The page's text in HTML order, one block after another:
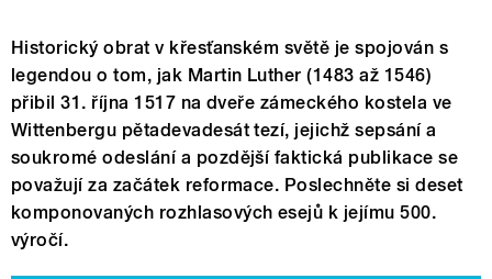
Historický obrat v křesťanském světě je spojován s
legendou o tom, jak Martin Luther (1483 až 1546)
přibil 31. října 1517 na dveře zámeckého kostela ve
Wittenbergu pětadevadesát tezí, jejichž sepsání a
soukromé odeslání a pozdější faktická publikace se
považují za začátek reformace. Poslechněte si deset
komponovaných rozhlasových esejů k jejímu 500.
výročí.